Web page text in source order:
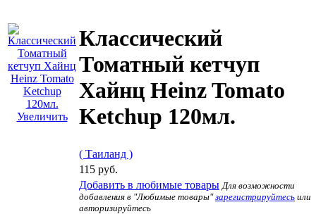
Увеличить
Классический
Томатный кетчуп
Хайнц Heinz Tomato
Ketchup 120мл.
( Таиланд )
115 руб.
Добавить в любимые товары Для возможности
добавления в "Любимые товары"зарегистрируйтесь или
авторизируйтесь